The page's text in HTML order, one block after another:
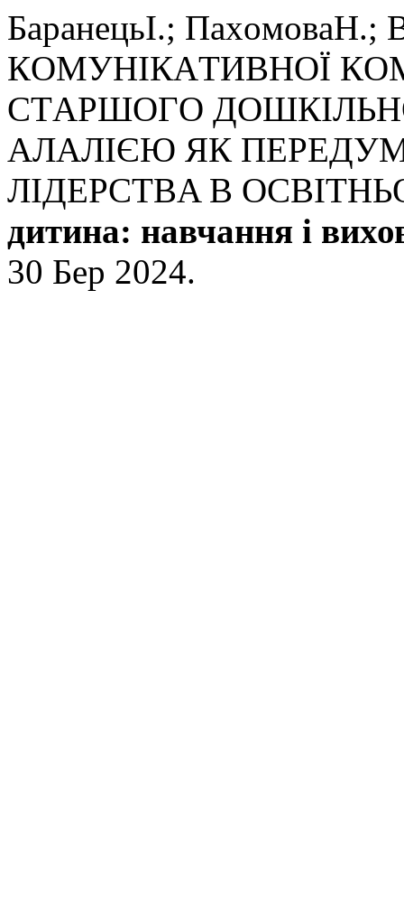
БapaнeцьI.;
КOМУНIКAТИВНOЇ
CТAPШOГO
AЛAЛIЄЮ ЯК
ЛIДEPCТВA В
дитина: навчання і
30 Бер 2024.